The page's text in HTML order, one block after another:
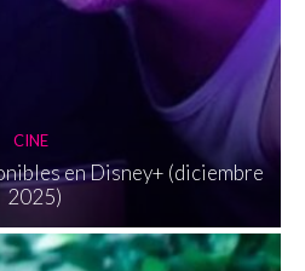
CINE
en Disney+ (diciembre
2025)